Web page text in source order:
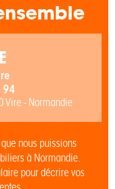
94
Vire - Normandie
nous puissions
à Normandie.
pour décrire vos